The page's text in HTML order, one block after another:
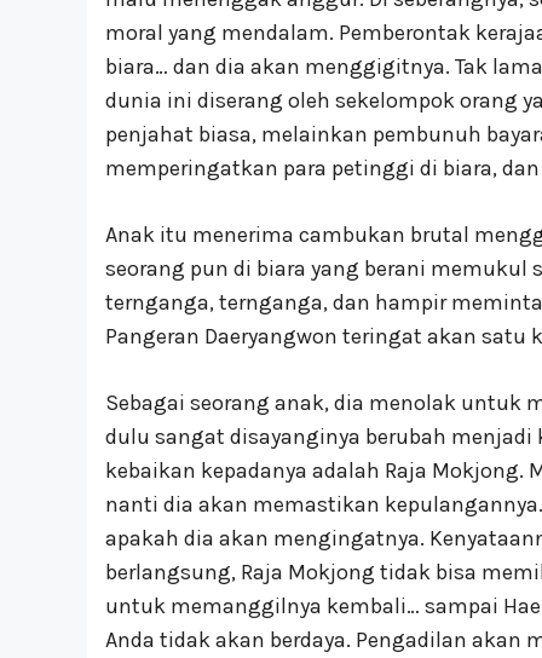
moral yang mendalam. Pemberontak
biara… dan dia akan menggigitnya. Tak
dunia ini diserang oleh sekelompok orang
penjahat biasa, melainkan pembunuh
memperingatkan para petinggi di biara,
Anak itu menerima cambukan brutal
seorang pun di biara yang berani
ternganga, ternganga, dan hampir
Pangeran Daeryangwon teringat akan satu
Sebagai seorang anak, dia menolak untuk
dulu sangat disayanginya berubah
kebaikan kepadanya adalah Raja Mokjong.
nanti dia akan memastikan
apakah dia akan mengingatnya.
berlangsung, Raja Mokjong tidak bisa
untuk memanggilnya kembali… sampai
Anda tidak akan berdaya. Pengadilan akan